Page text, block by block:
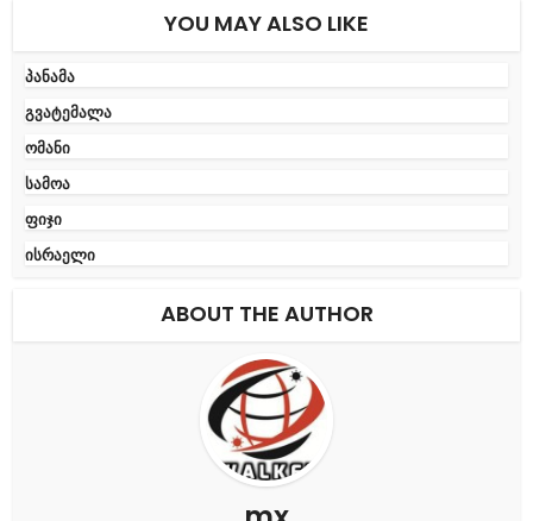
YOU MAY ALSO LIKE
პანამა
გვატემალა
ომანი
სამოა
ფიჯი
ისრაელი
ABOUT THE AUTHOR